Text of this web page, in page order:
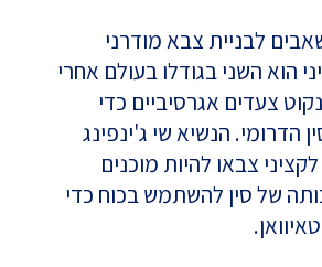
לבניית צבא מודרני
הוא השני בגודלו בעולם אחרי
צעדים אגרסיביים כדי
הדרומי. הנשיא שי ג'ינפינג
צבאו להיות מוכנים
של סין להשתמש בכוח כדי